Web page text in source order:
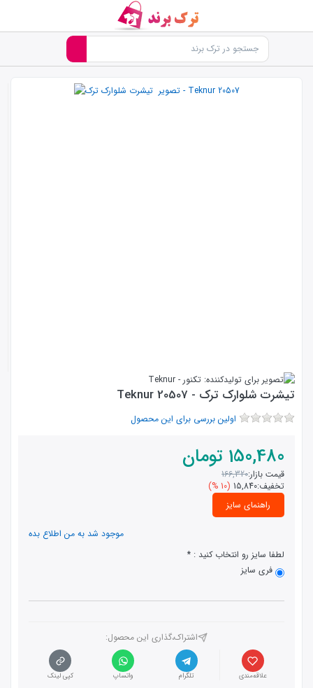
تیشرت شلوارک ترک - Teknur 20507
اولین بررسی برای این محصول
150,480 تومان
قیمت بازار:166,320
تخفیف:15,840
(10 %)
راهنمای سایز
موجود شد به من اطلاع بده
لطفا سایز رو انتخاب کنید :
فری سایز
اشتراک،گذاری این محصول‌:
علاقه‌مندی تلگرام واتساپ کپی لینک